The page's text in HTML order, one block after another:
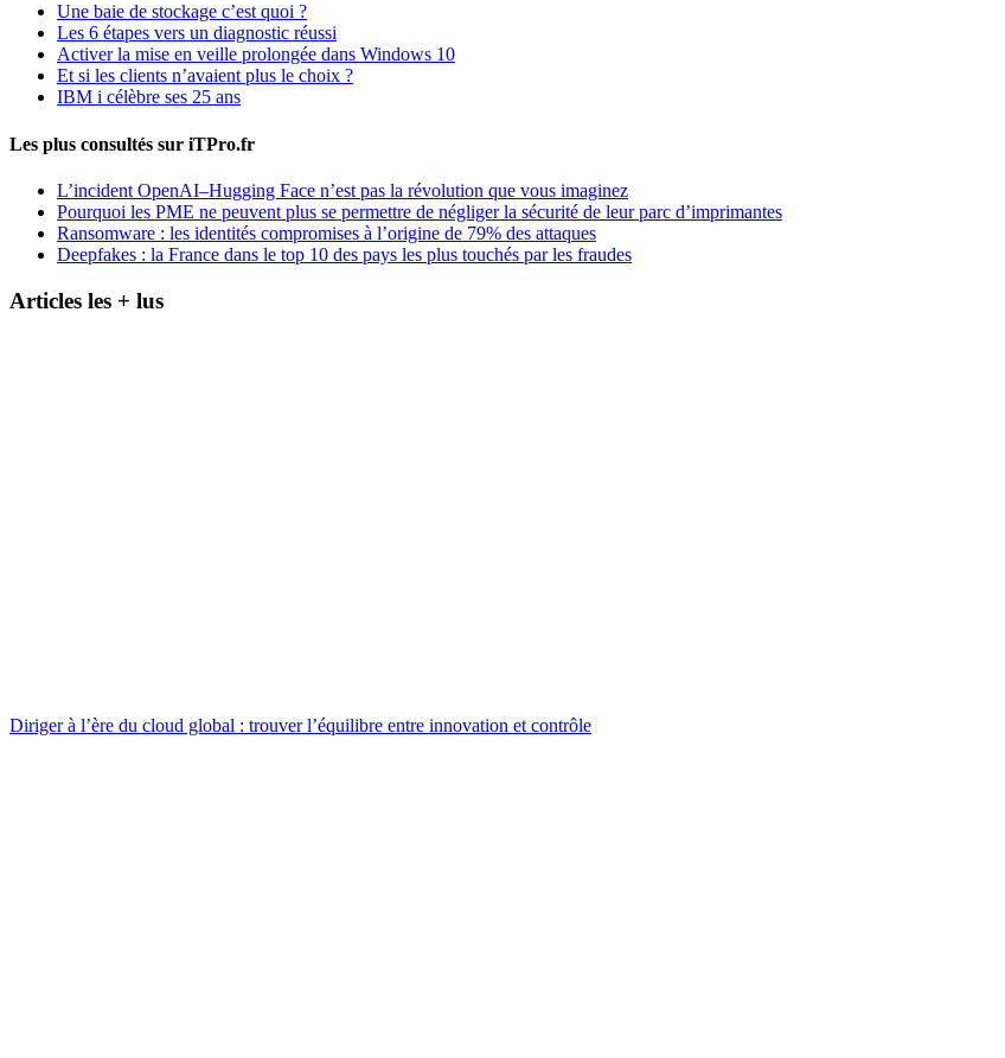
Une baie de stockage c’est quoi ?
Les 6 étapes vers un diagnostic réussi
Activer la mise en veille prolongée dans Windows 10
Et si les clients n’avaient plus le choix ?
IBM i célèbre ses 25 ans
Les plus consultés sur iTPro.fr
L’incident OpenAI–Hugging Face n’est pas la révolution que vous imaginez
Pourquoi les PME ne peuvent plus se permettre de négliger la sécurité de leur parc d’imprimantes
Ransomware : les identités compromises à l’origine de 79% des attaques
Deepfakes : la France dans le top 10 des pays les plus touchés par les fraudes
Articles les + lus
Diriger à l’ère du cloud global : trouver l’équilibre entre innovation et contrôle